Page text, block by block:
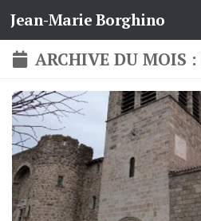
Skip to content
Jean-Marie Borghino
ARCHIVE DU MOIS :